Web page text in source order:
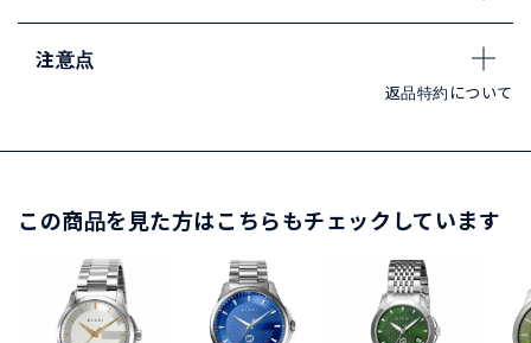
注意点
返品特約について
この商品を見た方はこちらもチェックしています